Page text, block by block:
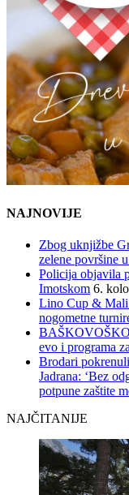
NAJNOVIJE
Zbog uknjižbe
zelene površine
Policija objavila
Imotskom 6.
Lino Cup & Mali
nogometne
BAŠKOVOŠKO
evo i programa
Brodari
Jadrana: ‘Bez
potpune zaštite
NAJČITANIJE